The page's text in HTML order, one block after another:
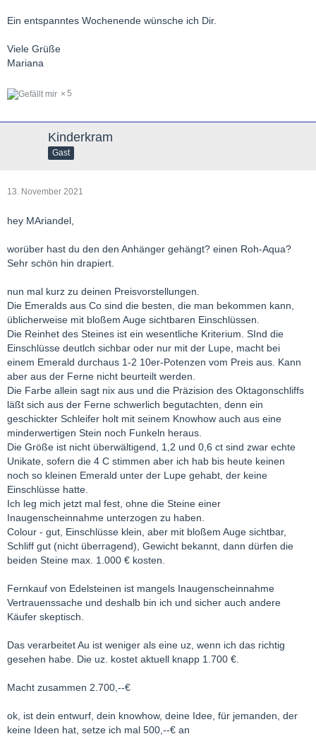
Ein entspanntes Wochenende wünsche ich Dir.
Viele Grüße
Mariana
5
Kinderkram
Gast
13. November 2021
hey MAriandel,
worüber hast du den den Anhänger gehängt? einen Roh-Aqua?
Sehr schön hin drapiert.
nun mal kurz zu deinen Preisvorstellungen.
Die Emeralds aus Co sind die besten, die man bekommen kann,
üblicherweise mit bloßem Auge sichtbaren Einschlüssen.
Die Reinhet des Steines ist ein wesentliche Kriterium. SInd die
Einschlüsse deutlch sichbar oder nur mit der Lupe, macht bei
einem Emerald durchaus 1-2 10er-Potenzen vom Preis aus. Kann
aber aus der Ferne nicht beurteilt werden.
Die Farbe allein sagt nix aus und die Präzision des Oktagonschliffs
läßt sich aus der Ferne schwerlich begutachten, denn ein
geschickter Schleifer holt mit seinem Knowhow auch aus eine
minderwertigen Stein noch Funkeln heraus.
Die Größe ist nicht überwältigend, 1,2 und 0,6 ct sind zwar echte
Unikate, sofern die 4 C stimmen aber ich hab bis heute keinen
noch so kleinen Emerald unter der Lupe gehabt, der keine
Einschlüsse hatte.
Ich leg mich jetzt mal fest, ohne die Steine einer
Inaugenscheinnahme unterzogen zu haben.
Colour - gut, Einschlüsse klein, aber mit bloßem Auge sichtbar,
Schliff gut (nicht überragend), Gewicht bekannt, dann dürfen die
beiden Steine max. 1.000 € kosten.
Fernkauf von Edelsteinen ist mangels Inaugenscheinnahme
Vertrauenssache und deshalb bin ich und sicher auch andere
Käufer skeptisch.
Das verarbeitet Au ist weniger als eine uz, wenn ich das richtig
gesehen habe. Die uz. kostet aktuell knapp 1.700 €.
Macht zusammen 2.700,--€
ok, ist dein entwurf, dein knowhow, deine Idee, für jemanden, der
keine Ideen hat, setze ich mal 500,--€ an